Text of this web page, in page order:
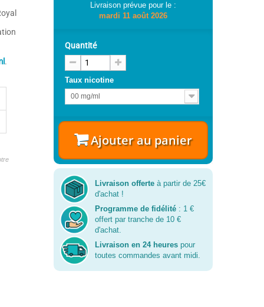
.
Livraison prévue pour le :
mardi 11 août 2026
Quantité
Taux nicotine
00 mg/ml
Ajouter au panier
Livraison offerteà partir de 25€
d'achat !
Programme de fidélité: 1 €
offert par tranche de 10 €
d'achat.
Livraison en 24 heurespour
toutes commandes avant midi.